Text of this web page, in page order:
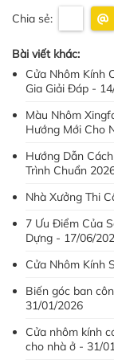
Chia sẻ:
Bài viết khác:
Cửa Nhôm Kính
Gia Giải Đáp -
Màu Nhôm
Hướng Mới Cho
Hướng Dẫn
Trình Chuẩn
Nhà Xưởng Thi
7 Ưu Điểm Của
Dựng - 17/06/
Cửa Nhôm Kính
Biến góc ban
31/01/2026
Cửa nhôm kính
cho nhà ở - 31/